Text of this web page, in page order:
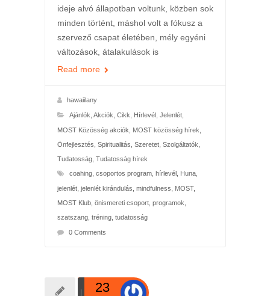
ideje alvó állapotban voltunk, közben sok
minden történt, máshol volt a fókusz a
szervező csapat életében, mély egyéni
változások, átalakulások is
Read more
hawaiilany
Ajánlók Akciók Cikk Hírlevél, Jelenlét,
MOST Közösség akciók MOST közösség hírek
Önfejlesztés Spiritualitás Szeretet, Szolgáltatók
Tudatosság, Tudatosság hírek
coahing, csoportos program, hírlevél, Huna,
jelenlét, jelenlét kirándulás mindfulness MOST,
MOST Klub, önismereti csoport, programok
szatszang, tréning, tudatosság
0 Comments
23